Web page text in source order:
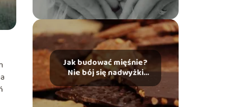
Jak budować mięśnie?
Nie bój się nadwyżki
kalorycznej